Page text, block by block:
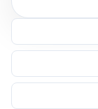
7
RTX